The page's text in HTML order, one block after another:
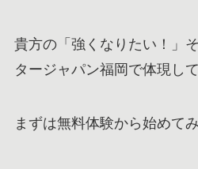
貴方の「強くなりたい！」
タージャパン福岡で体現し
まずは無料体験から始めて